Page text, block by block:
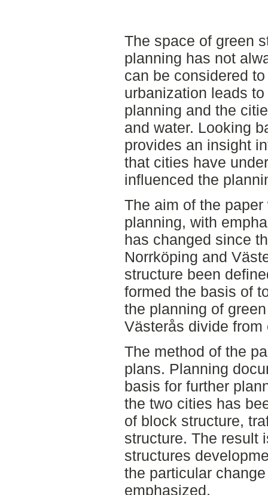
The space of green
planning has not
can be considered
urbanization leads
planning and the
and water. Looking
provides an insight
that cities have
influenced the
The aim of the
planning, with
has changed since
Norrköping and
structure been
formed the basis of
the planning of
Västerås divide from
The method of the
plans. Planning
basis for further
the two cities has
of block structure,
structure. The result
structures
the particular
emphasized.